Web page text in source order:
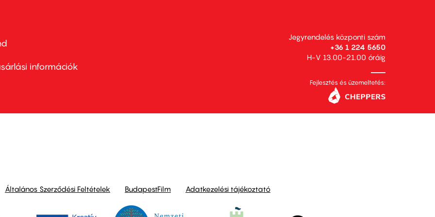
információk
Jegyrendelés központi szám
+36 1 224 5650
H-V 13.00-21.00 óráig
Fejlesztés és üzemeltetés:
Általános Szerződési Feltételek BudapestFilm Adatkezelési tájékoztató